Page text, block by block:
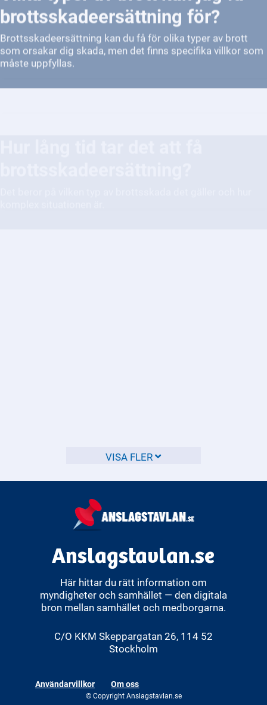
Brottsskadeersättning kan du få för olika typer av brott
som orsakar dig skada, men det finns specifika villkor som
måste uppfyllas.
VISA FLER
Anslagstavlan.se
Här hittar du rätt information om
myndigheter och samhället — den digitala
bron mellan samhället och medborgarna.
C/O KKM Skeppargatan 26, 114 52
Stockholm
Användarvillkor Om oss
© Copyright Anslagstavlan.se